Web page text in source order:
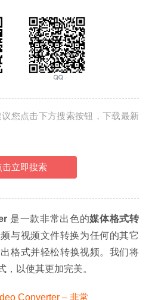
您点击下方搜索按钮，下载最新
击立即搜索
是一款非常出色的媒体格式转
与视频文件转换为任何的其它
格式并轻松转换视频。我们将
，以使其更加完美。